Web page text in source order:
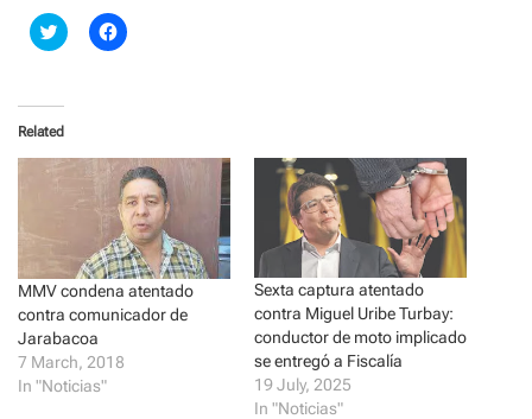
C
l
t
o
s
i
t
t
e
r
O
p
e
C
l
a
r
e
o
n
F
a
c
e
b
o
k
(
Related
MMV condena atentado
contra comunicador de
Jarabacoa
7 March, 2018
In "Noticias"
Sexta captura atentado
contra Miguel Uribe Turbay:
conductor de moto implicado
se entregó a Fiscalía
19 July, 2025
In "Noticias"